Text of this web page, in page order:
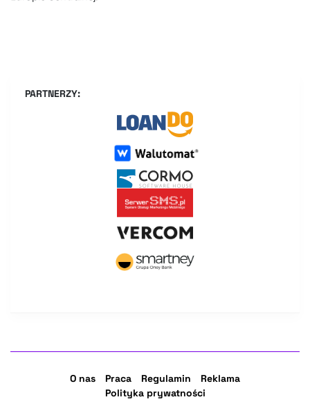
PARTNERZY:
O nas Praca Regulamin
Reklama
Polityka prywatności